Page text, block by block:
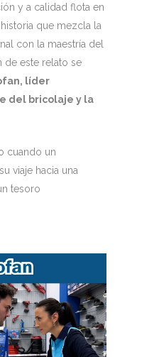
y a calidad flota en
que mezcla la
con la maestría del
de este relato se
líder
del bricolaje y la
cuando un
viaje hacia una
tesoro